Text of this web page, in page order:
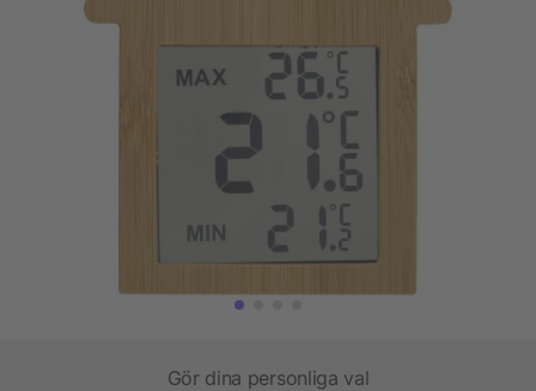
Gör dina personliga val